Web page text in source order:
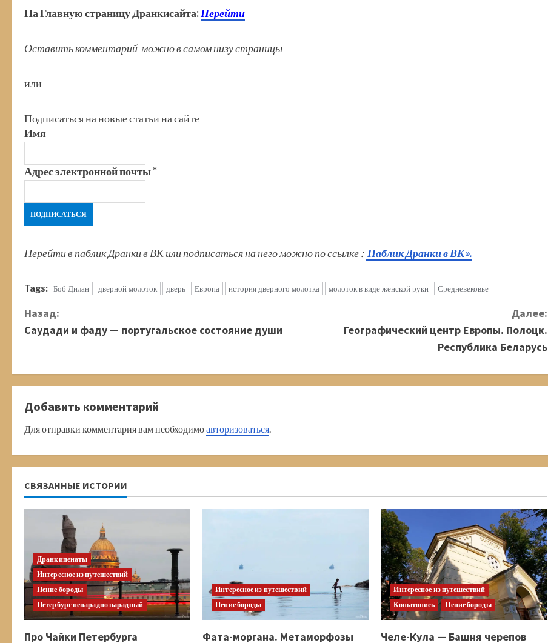
На Главную страницу Дранкисайта:Перейти
Оставить комментарий можно в самом низу страницы
или
Подписаться на новые статьи на сайте
Имя
Адрес электронной почты*
Перейти в паблик Дранки в ВК или подписаться на него можно по ссылке : Паблик Дранки в ВК».
Tags: Боб Дилан дверной молоток дверь Европа история дверного молотка молоток в виде женской руки Средневековье
П
о
д
о
ж
и
ч
т
е
Назад:
Саудади и фаду — португальское состояние души
Далее:
Географический центр Европы. Полоцк.
Республика Беларусь
Добавить комментарий
Для отправки комментария вам необходимоавторизоваться.
СВЯЗАННЫЕ ИСТОРИИ
Дранкипенаты
Интересное из путешествий
Пение бороды
Петербург непарадно парадный
Про Чайки Петербурга
Интересное из путешествий
Пение бороды
Фата-моргана. Метаморфозы
Интересное из путешествий
Копытопись
Пение бороды
Челе-Кула — Башня черепов